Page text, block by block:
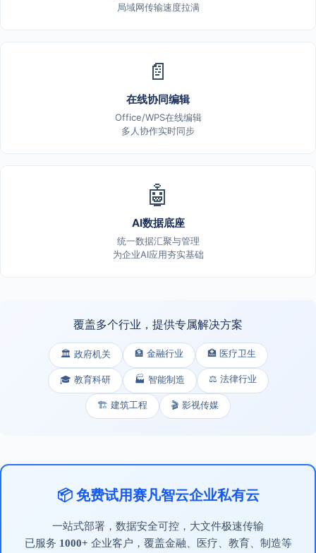
局域网传输速度拉满
📄
在线协同编辑
Office/WPS在线编辑
多人协作实时同步
🤖
AI数据底座
统一数据汇聚与管理
为企业AI应用夯实基础
覆盖多个行业，提供专属解决方案
🏛️ 政府机关 🏦 金融行业 🏥 医疗卫生
🎓 教育科研 🏭 智能制造 ⚖️ 法律行业
🏗️ 建筑工程 🎬 影视传媒
📦 免费试用赛凡智云企业私有云
一站式部署，数据安全可控，大文件极速传输
已服务 1000+ 企业客户，覆盖金融、医疗、教育、制造等